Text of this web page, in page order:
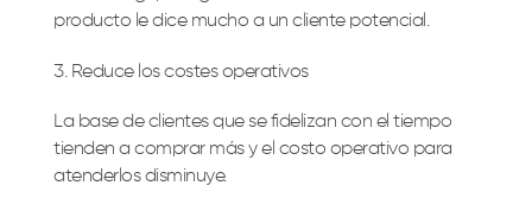
producto le dice mucho a un cliente potencial.
Reduce los costes operativos
La base de clientes que se fidelizan con el tiempo
tienden a comprar más y el costo operativo para
atenderlos disminuye.